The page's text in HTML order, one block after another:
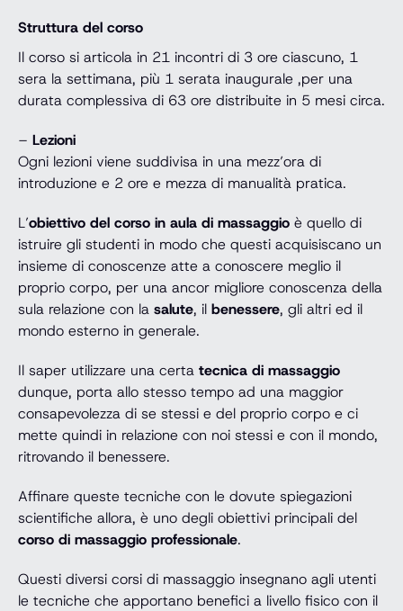
Struttura del corso
Il corso si articola in 21 incontri di 3 ore ciascuno, 1
sera la settimana, più 1 serata inaugurale ,per una
durata complessiva di 63 ore distribuite in 5 mesi circa.
– Lezioni
Ogni lezioni viene suddivisa in una mezz’ora di
introduzione e 2 ore e mezza di manualità pratica.
L’obiettivo del corso in aula di massaggio è quello di
istruire gli studenti in modo che questi acquisiscano un
insieme di conoscenze atte a conoscere meglio il
proprio corpo, per una ancor migliore conoscenza della
sula relazione con la salute, il benessere, gli altri ed il
mondo esterno in generale.
Il saper utilizzare una certa tecnica di massaggio
dunque, porta allo stesso tempo ad una maggior
consapevolezza di se stessi e del proprio corpo e ci
mette quindi in relazione con noi stessi e con il mondo,
ritrovando il benessere.
Affinare queste tecniche con le dovute spiegazioni
scientifiche allora, è uno degli obiettivi principali del
corso di massaggio professionale.
Questi diversi corsi di massaggio insegnano agli utenti
le tecniche che apportano benefici a livello fisico con il